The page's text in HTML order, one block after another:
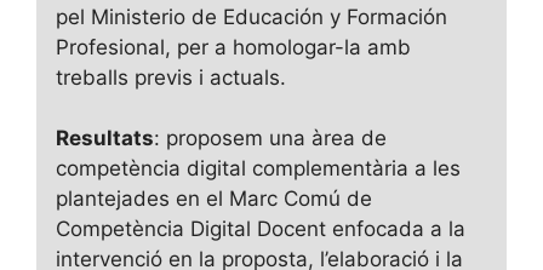
pel Ministerio de Educación y Formación
Profesional, per a homologar-la amb
treballs previs i actuals.
Resultats: proposem una àrea de
competència digital complementària a les
plantejades en el Marc Comú de
Competència Digital Docent enfocada a la
intervenció en la proposta, l’elaboració i la